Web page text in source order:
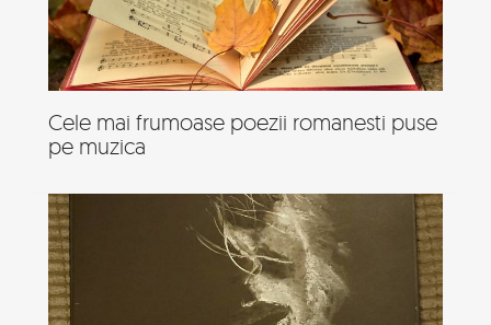
Cele mai frumoase poezii romanesti puse
pe muzica